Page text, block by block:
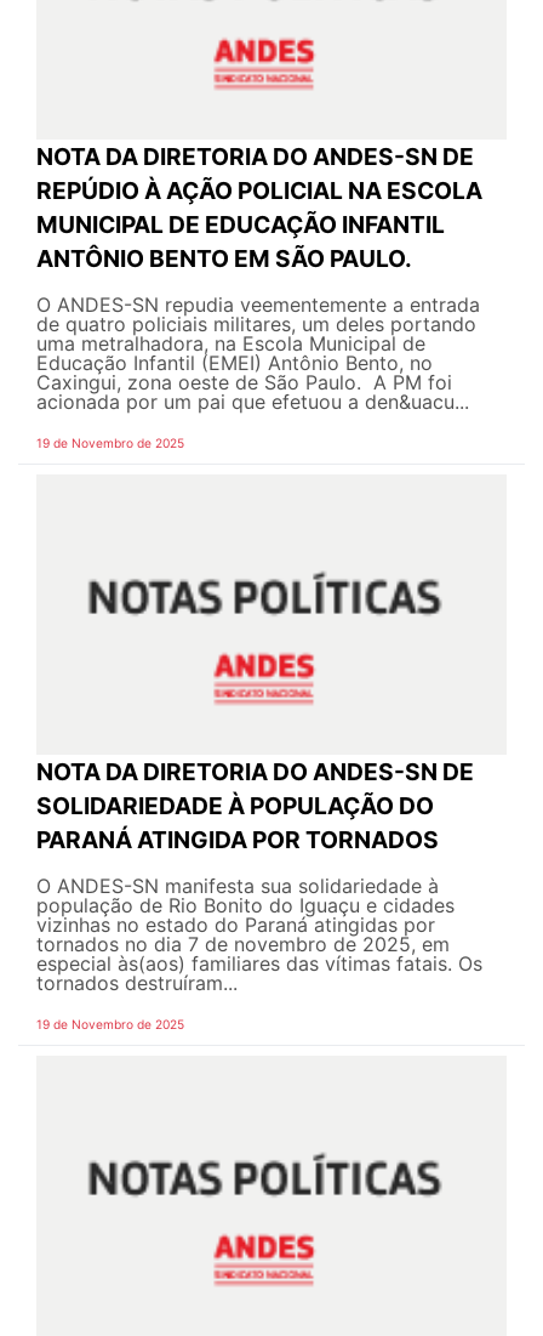
NOTA DA DIRETORIA DO ANDES-SN DE
REPÚDIO À AÇÃO POLICIAL NA ESCOLA
MUNICIPAL DE EDUCAÇÃO INFANTIL
ANTÔNIO BENTO EM SÃO PAULO.
O ANDES-SN repudia veementemente a entrada
de quatro policiais militares, um deles portando
uma metralhadora, na Escola Municipal de
Educação Infantil (EMEI) Antônio Bento, no
Caxingui, zona oeste de São Paulo. A PM foi
acionada por um pai que efetuou a den&uacu...
19 de Novembro de 2025
NOTA DA DIRETORIA DO ANDES-SN DE
SOLIDARIEDADE À POPULAÇÃO DO
PARANÁ ATINGIDA POR TORNADOS
O ANDES-SN manifesta sua solidariedade à
população de Rio Bonito do Iguaçu e cidades
vizinhas no estado do Paraná atingidas por
tornados no dia 7 de novembro de 2025, em
especial às(aos) familiares das vítimas fatais. Os
tornados destruíram...
19 de Novembro de 2025